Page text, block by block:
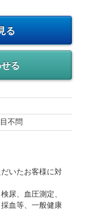
る
る
不問
いたお客様に対
尿、血圧測定、
血等、一般健康